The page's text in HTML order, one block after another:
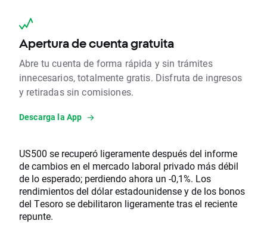
Apertura de cuenta gratuita
Abre tu cuenta de forma rápida y sin trámites
innecesarios, totalmente gratis. Disfruta de ingresos
y retiradas sin comisiones.
Descarga la App
US500 se recuperó ligeramente después del informe
de cambios en el mercado laboral privado más débil
de lo esperado; perdiendo ahora un -0,1%. Los
rendimientos del dólar estadounidense y de los bonos
del Tesoro se debilitaron ligeramente tras el reciente
repunte.